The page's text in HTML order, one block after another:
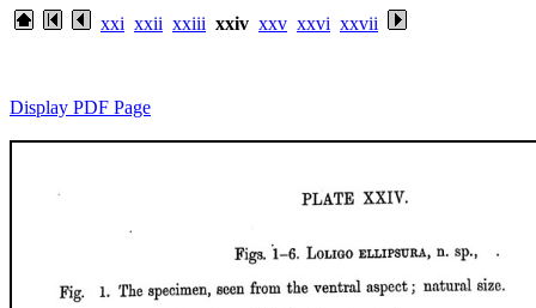
xxi xxii xxiii xxiv xxv xxvi xxvii
Display PDF Page